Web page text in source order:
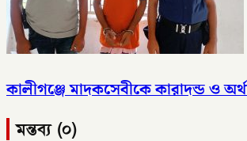
কালীগঞ্জে মাদকসেবীকে কারাদন্ড ও
মন্তব্য (০)